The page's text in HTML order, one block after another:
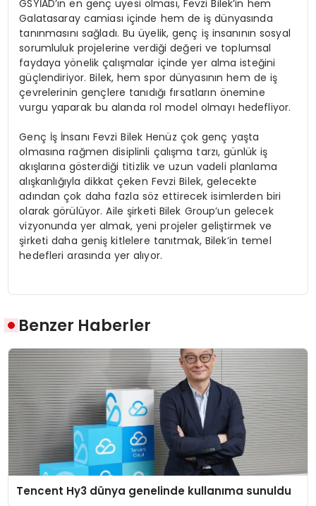
GSYİAD’ın en genç üyesi olması, Fevzi Bilek’in hem
Galatasaray camiası içinde hem de iş dünyasında
tanınmasını sağladı. Bu üyelik, genç iş insanının sosyal
sorumluluk projelerine verdiği değeri ve toplumsal
faydaya yönelik çalışmalar içinde yer alma isteğini
güçlendiriyor. Bilek, hem spor dünyasının hem de iş
çevrelerinin gençlere tanıdığı fırsatların önemine
vurgu yaparak bu alanda rol model olmayı hedefliyor.
Genç İş İnsanı Fevzi Bilek Henüz çok genç yaşta
olmasına rağmen disiplinli çalışma tarzı, günlük iş
akışlarına gösterdiği titizlik ve uzun vadeli planlama
alışkanlığıyla dikkat çeken Fevzi Bilek, gelecekte
adından çok daha fazla söz ettirecek isimlerden biri
olarak görülüyor. Aile şirketi Bilek Group’un gelecek
vizyonunda yer almak, yeni projeler geliştirmek ve
şirketi daha geniş kitlelere tanıtmak, Bilek’in temel
hedefleri arasında yer alıyor.
Benzer Haberler
Tencent Hy3 dünya genelinde kullanıma sunuldu